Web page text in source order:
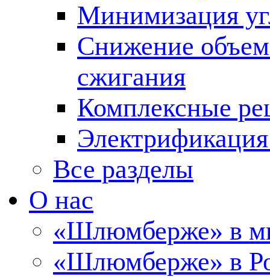
Минимизация
Снижение
сжигания
Комплексные
Все разделы
О нас
«Шлюмберже» в
«Шлюмберже» в